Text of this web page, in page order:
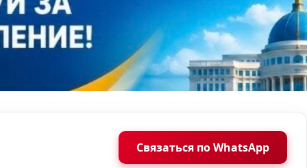
Связаться по WhatsApp